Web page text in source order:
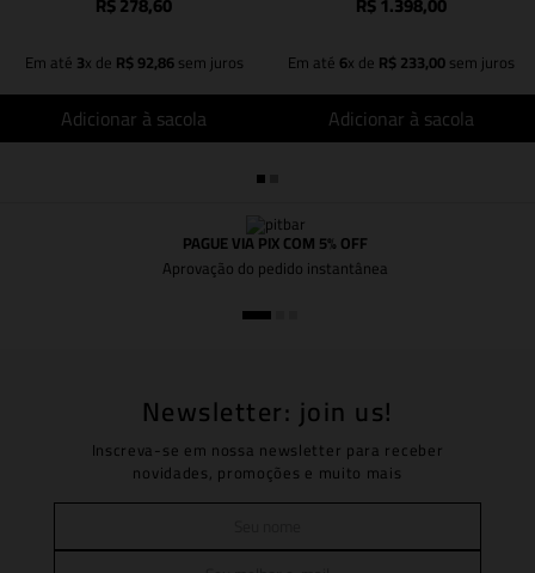
Em até 3x de R$92,86sem juros
Adicionar à sacola
Em até 6x de R$233,00sem juros
Adicionar à sacola
PAGUE VIA PIX COM 5% OFF
Aprovação do pedido instantânea
Newsletter: join us!
Inscreva-se em nossa newsletter para receber
novidades, promoções e muito mais